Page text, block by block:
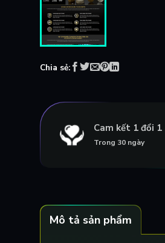
Chia sẻ:
Cam kết 1 đổi 1
Trong 30 ngày
Mô tả sản phẩm